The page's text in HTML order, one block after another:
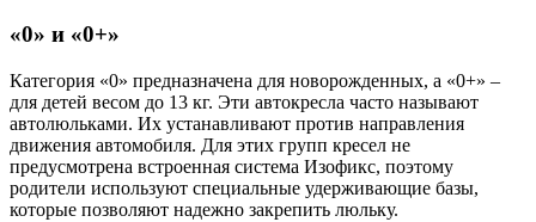
«0» и «0+»
Категория «0» предназначена для новорожденных, а «0+» –
для детей весом до 13 кг. Эти автокресла часто называют
автолюльками. Их устанавливают против направления
движения автомобиля. Для этих групп кресел не
предусмотрена встроенная система Изофикс, поэтому
родители используют специальные удерживающие базы,
которые позволяют надежно закрепить люльку.